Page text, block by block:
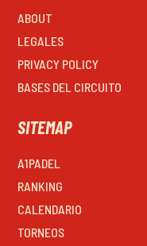
ABOUT
LEGALES
PRIVACY POLICY
BASES DEL CIRCUITO
SITEMAP
A1PADEL
RANKING
CALENDARIO
TORNEOS